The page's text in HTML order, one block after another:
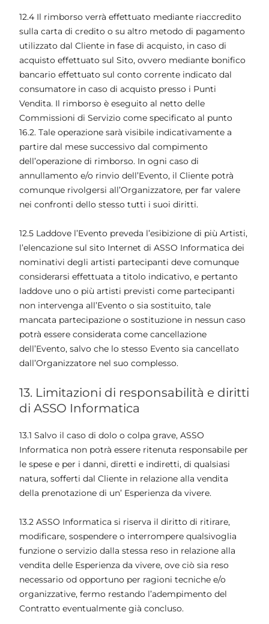
12.4 Il rimborso verrà effettuato mediante riaccredito
sulla carta di credito o su altro metodo di pagamento
utilizzato dal Cliente in fase di acquisto, in caso di
acquisto effettuato sul Sito, ovvero mediante bonifico
bancario effettuato sul conto corrente indicato dal
consumatore in caso di acquisto presso i Punti
Vendita. Il rimborso è eseguito al netto delle
Commissioni di Servizio come specificato al punto
16.2. Tale operazione sarà visibile indicativamente a
partire dal mese successivo dal compimento
dell’operazione di rimborso. In ogni caso di
annullamento e/o rinvio dell’Evento, il Cliente potrà
comunque rivolgersi all’Organizzatore, per far valere
nei confronti dello stesso tutti i suoi diritti.
12.5 Laddove l’Evento preveda l’esibizione di più Artisti,
l’elencazione sul sito Internet di ASSO Informatica dei
nominativi degli artisti partecipanti deve comunque
considerarsi effettuata a titolo indicativo, e pertanto
laddove uno o più artisti previsti come partecipanti
non intervenga all’Evento o sia sostituito, tale
mancata partecipazione o sostituzione in nessun caso
potrà essere considerata come cancellazione
dell’Evento, salvo che lo stesso Evento sia cancellato
dall’Organizzatore nel suo complesso.
13. Limitazioni di responsabilità e diritti
di ASSO Informatica
13.1 Salvo il caso di dolo o colpa grave, ASSO
Informatica non potrà essere ritenuta responsabile per
le spese e per i danni, diretti e indiretti, di qualsiasi
natura, sofferti dal Cliente in relazione alla vendita
della prenotazione di un’ Esperienza da vivere.
13.2 ASSO Informatica si riserva il diritto di ritirare,
modificare, sospendere o interrompere qualsivoglia
funzione o servizio dalla stessa reso in relazione alla
vendita delle Esperienza da vivere, ove ciò sia reso
necessario od opportuno per ragioni tecniche e/o
organizzative, fermo restando l’adempimento del
Contratto eventualmente già concluso.